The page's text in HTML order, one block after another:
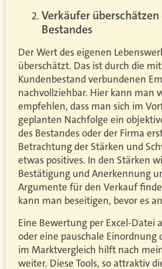
Verkäufer
Bestandes
Der Wert des eigenen
überschätzt. Das ist durch die
Kundenbestand verbundenen
nachvollziehbar. Hier kann man
empfehlen, dass man sich im
geplanten Nachfolge ein
des Bestandes oder der Firma
Betrachtung der Stärken und
etwas positives. In den Stärken
Bestätigung und Anerkennung
Argumente für den Verkauf
kann man beseitigen, bevor es
Eine Bewertung per Excel-Datei
oder eine pauschale Einordnung
im Marktvergleich hilft nach
weiter. Diese Tools, so attraktiv